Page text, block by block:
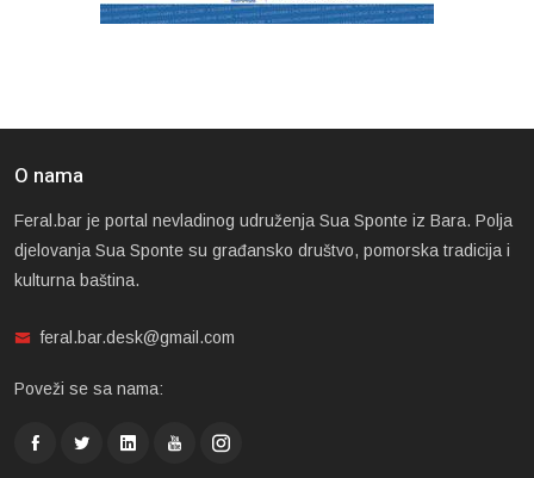
O nama
Feral.bar je portal nevladinog udruženja Sua Sponte iz Bara. Polja
djelovanja Sua Sponte su građansko društvo, pomorska tradicija i
kulturna baština.
feral.bar.desk@gmail.com
Poveži se sa nama: